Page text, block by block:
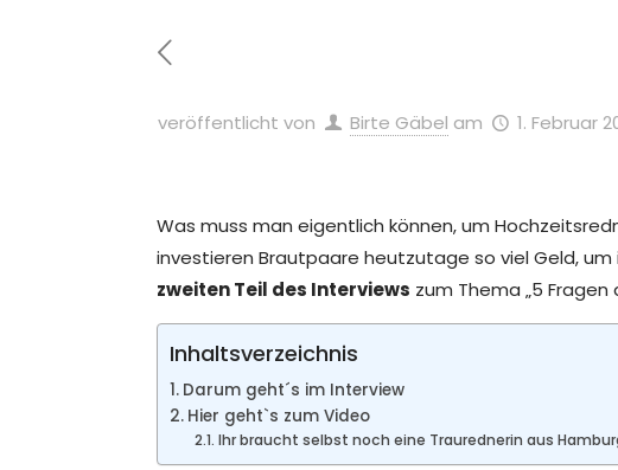
veröffentlicht von Birte Gäbel am 1. Februar
Was muss man eigentlich können, um
investieren Brautpaare heutzutage so viel Geld,
zweiten Teil des Interviews zum Thema „5
Inhaltsverzeichnis
Darum geht´s im Interview
Hier geht`s zum Video
Ihr braucht selbst noch eine Traurednerin aus